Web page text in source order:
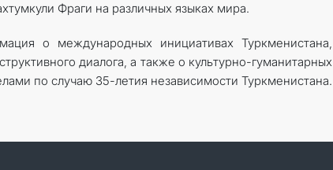
Фраги на различных языках мира.
о международных инициативах Туркменистана,
диалога, а также о культурно-гуманитарных
по случаю 35-летия независимости Туркменистана.